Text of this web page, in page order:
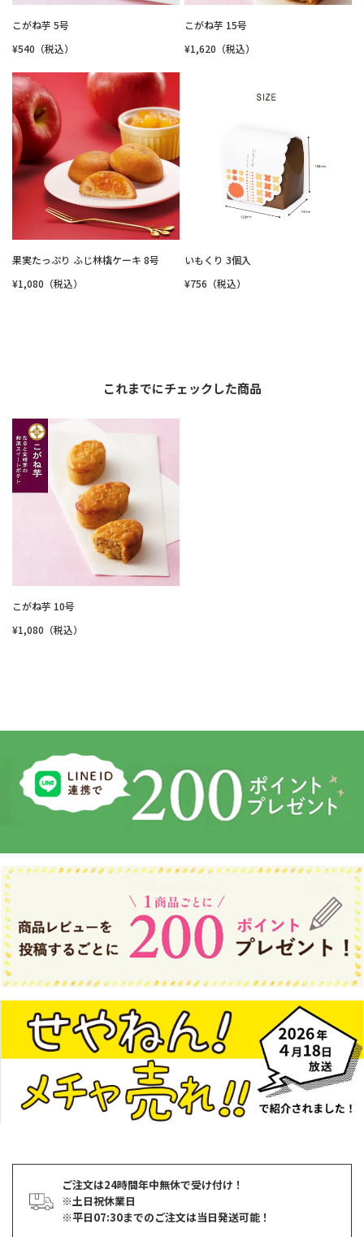
こがね芋 5号
¥540（税込）
こがね芋 15号
¥1,620（税込）
果実たっぷり ふじ林檎ケーキ 8号
¥1,080（税込）
いもくり 3個入
¥756（税込）
これまでにチェックした商品
こがね芋 10号
¥1,080（税込）
ご注文は24時間年中無休で受け付け！
※土日祝休業日
※平日07:30までのご注文は当日発送可能！